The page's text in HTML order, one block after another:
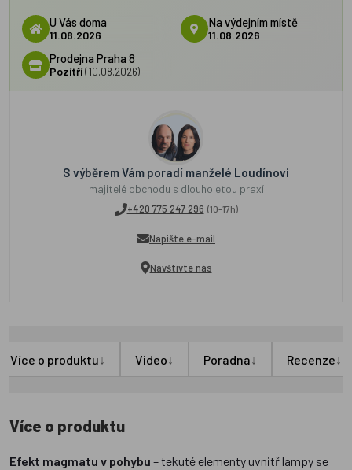
U Vás doma
11.08.2026
Na výdejním místě
11.08.2026
Prodejna Praha 8
Pozítří(10.08.2026)
S výběrem Vám poradí manželé Loudínovi
majitelé obchodu s dlouholetou praxí
+420 775 247 296 (10-17h)
Napište e-mail
Navštivte nás
Více o produktu↓ Video↓ Poradna↓ Recenze↓
Více o produktu
Efekt magmatu v pohybu – tekuté elementy uvnitř lampy se